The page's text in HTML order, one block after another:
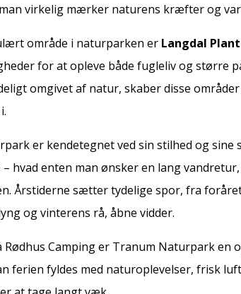
virkelig mærker naturens kræfter og
område i naturparken er Langdal
for at opleve både fugleliv og større
omgivet af natur, skaber disse
er kendetegnet ved sin stilhed og
hvad enten man ønsker en lang
Årstiderne sætter tydelige spor, fra
og vinterens rå, åbne vidder.
Rødhus Camping er Tranum Naturpark
ferien fyldes med naturoplevelser, frisk